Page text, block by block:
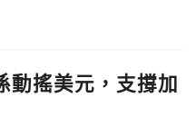
動搖美元，支撐加